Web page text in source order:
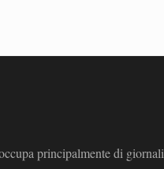
principalmente di